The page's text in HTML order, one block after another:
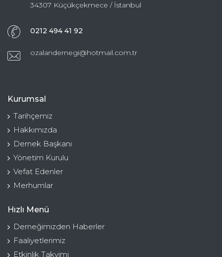
34307 Küçükçekmece / İstanbul
0212 494 41 92
ozalandernegi@hotmail.com.tr
Kurumsal
Tarihçemiz
Hakkımızda
Dernek Başkanı
Yönetim Kurulu
Vefat Edenler
Merhumlar
Hızlı Menü
Derneğimizden Haberler
Faaliyetlerimiz
Etkinlik Takvimi